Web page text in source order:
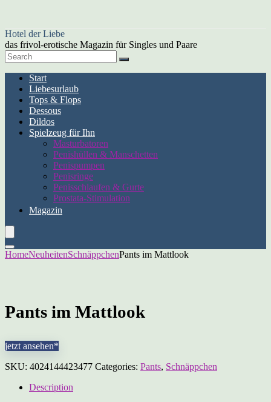
Hotel der Liebe
das frivol-erotische Magazin für Singles und Paare
Start
Liebesurlaub
Tops & Flops
Dessous
Dildos
Spielzeug für Ihn
Masturbatoren
Penishüllen & Manschetten
Penispumpen
Penisringe
Penisschlaufen & Gurte
Prostata-Stimulation
Magazin
HomeNeuheitenSchnäppchenPants im Mattlook
Pants im Mattlook
jetzt ansehen*
SKU: 4024144423477 Categories: Pants, Schnäppchen
Description